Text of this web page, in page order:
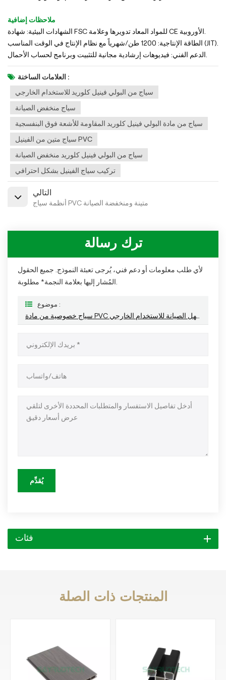
ملاحظات إضافية
الطاقة الإنتاجية: 1200 طن/شهرياً مع نظام الإنتاج في الوقت المناسب (JIT).
العلامات الساخنة :
سياج من البولي فينيل كلوريد للاستخدام الخارجي
سياج منخفض الصيانة
سياج من مادة البولي فينيل كلوريد المقاومة للأشعة فوق البنفسجية
سياج متين من الفينيل PVC
سياج من البولي فينيل كلوريد منخفض الصيانة
تركيب سياج الفينيل بشكل احترافي
التالي
أنظمة سياج PVC متينة ومنخفضة الصيانة
ترك رسالة
لأي طلب معلومات أو دعم فني، يُرجى تعبئة النموذج. جميع الحقول
موضوع :
سياج خصوصية من مادة PVC سهل الصيانة للاستخدام الخارجي
يُقدِّم
فئات
المنتجات ذات الصلة